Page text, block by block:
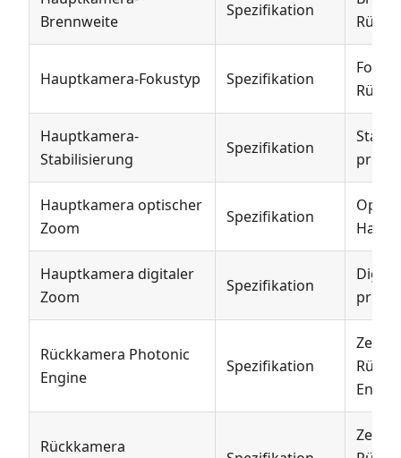
Brennweite
Spezifikation
Hauptkamera-Fokustyp Spezifikation
Hauptkamera-
Stabilisierung
Spezifikation
Hauptkamera optischer
Zoom
Spezifikation
Hauptkamera digitaler
Zoom
Spezifikation
Rückkamera Photonic
Engine
Spezifikation
Zeigt
Rückkamera
Zeigt